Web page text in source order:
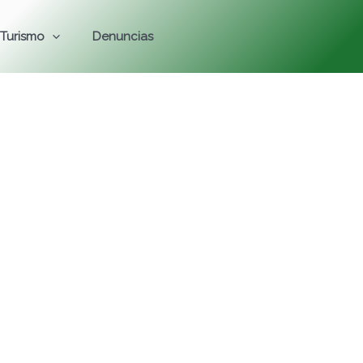
Turismo Denuncias